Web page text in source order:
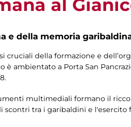
al
e della memoria
cruciali della formazione e
ambientato a Porta San
multimediali formano il
scontri tra i garibaldini e l'esercito